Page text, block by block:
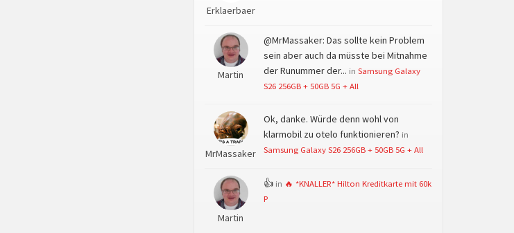
Erklaerbaer
Martin
@MrMassaker: Das sollte kein Problem
sein aber auch da müsste bei Mitnahme
der Runummer der... in Samsung Galaxy
S26 256GB + 50GB 5G + All
MrMassaker
Ok, danke. Würde denn wohl von
klarmobil zu otelo funktionieren? in
Samsung Galaxy S26 256GB + 50GB 5G + All
Martin
👍 in 🔥 *KNALLER* Hilton Kreditkarte mit 60k
P